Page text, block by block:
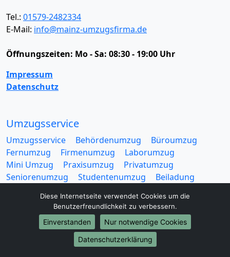
Tel.: 01579-2482334
E-Mail: info@mainz-umzugsfirma.de
Öffnungszeiten: Mo - Sa: 08:30 - 19:00 Uhr
Impressum
Datenschutz
Umzugsservice
Umzugsservice Behördenumzug
Büroumzug
Fernumzug
Firmenumzug
Laborumzug
Mini Umzug
Praxisumzug
Privatumzug
Seniorenumzug
Studentenumzug
Beiladung
Möbellift
Haushaltsauflösung
Möbeltaxi
Möbelmitfahrzentrale
Umzugskartons
Diese Internetseite verwendet Cookies um die
Benutzerfreundlichkeit zu verbessern.
Einverstanden
Nur notwendige Cookies
Datenschutzerklärung